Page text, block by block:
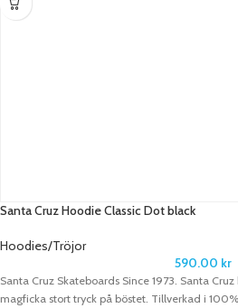
Santa Cruz Hoodie Classic Dot black
Hoodies/Tröjor
590.00 kr
Santa Cruz Skateboards Since 1973. Santa
magficka stort tryck på böstet. Tillverkad i